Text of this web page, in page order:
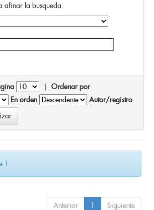
afinar la busqueda.
| Ordenar por
En orden
Autor/registro
1.
Anterior 1 Siguiente